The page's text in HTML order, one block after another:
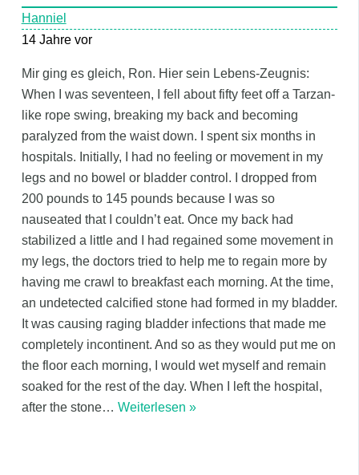
Hanniel
14 Jahre vor
Mir ging es gleich, Ron. Hier sein Lebens-Zeugnis:
When I was seventeen, I fell about fifty feet off a Tarzan-
like rope swing, breaking my back and becoming
paralyzed from the waist down. I spent six months in
hospitals. Initially, I had no feeling or movement in my
legs and no bowel or bladder control. I dropped from
200 pounds to 145 pounds because I was so
nauseated that I couldn’t eat. Once my back had
stabilized a little and I had regained some movement in
my legs, the doctors tried to help me to regain more by
having me crawl to breakfast each morning. At the time,
an undetected calcified stone had formed in my bladder.
It was causing raging bladder infections that made me
completely incontinent. And so as they would put me on
the floor each morning, I would wet myself and remain
soaked for the rest of the day. When I left the hospital,
after the stone… Weiterlesen »